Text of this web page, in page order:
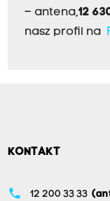
– antena,12
nasz profil na
KONTAKT
phone 12 200 33 33